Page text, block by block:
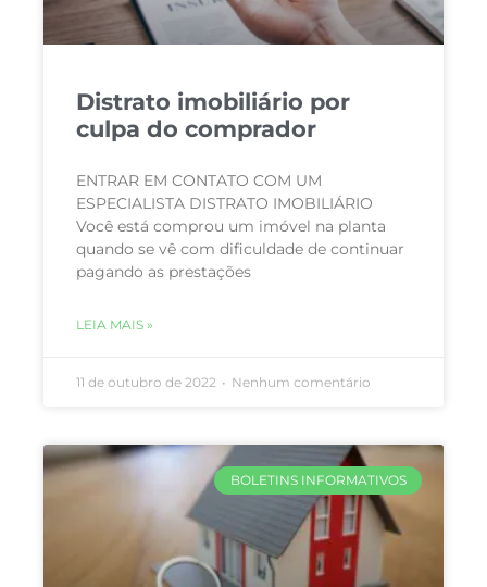
Distrato imobiliário por
culpa do comprador
ENTRAR EM CONTATO COM UM
ESPECIALISTA DISTRATO IMOBILIÁRIO
Você está comprou um imóvel na planta
quando se vê com dificuldade de continuar
pagando as prestações
LEIA MAIS »
11 de outubro de 2022 Nenhum comentário
BOLETINS INFORMATIVOS